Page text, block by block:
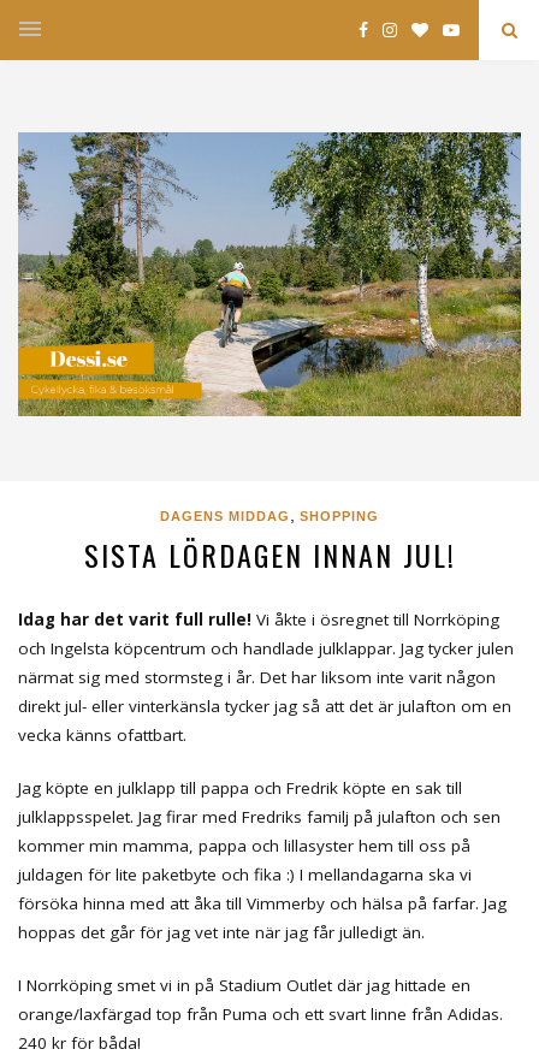
DAGENS MIDDAG , SHOPPING
SISTA LÖRDAGEN INNAN JUL!
Idag har det varit full rulle! Vi åkte i ösregnet till Norrköping
och Ingelsta köpcentrum och handlade julklappar. Jag tycker julen
närmat sig med stormsteg i år. Det har liksom inte varit någon
direkt jul- eller vinterkänsla tycker jag så att det är julafton om en
vecka känns ofattbart.
Jag köpte en julklapp till pappa och Fredrik köpte en sak till
julklappsspelet. Jag firar med Fredriks familj på julafton och sen
kommer min mamma, pappa och lillasyster hem till oss på
juldagen för lite paketbyte och fika :) I mellandagarna ska vi
försöka hinna med att åka till Vimmerby och hälsa på farfar. Jag
hoppas det går för jag vet inte när jag får julledigt än.
I Norrköping smet vi in på Stadium Outlet där jag hittade en
orange/laxfärgad top från Puma och ett svart linne från Adidas.
240 kr för båda!